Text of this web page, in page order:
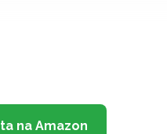
na Amazon